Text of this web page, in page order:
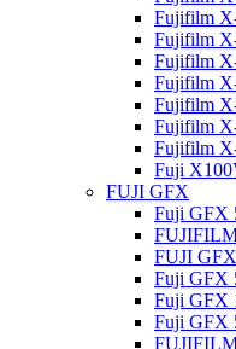
Fujifilm
Fujifilm
Fujifilm
Fujifilm
Fujifilm
Fujifilm
Fujifilm
Fuji
FUJI GFX
Fuji GFX
FUJI
Fuji GFX
Fuji GFX
Fuji GFX